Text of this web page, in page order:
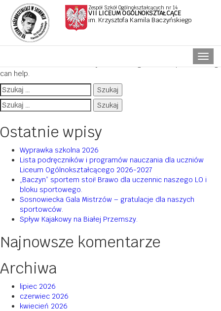
Zespół Szkół Ogólnokształcących nr 14
VII LICEUM OGÓLNOKSZTAŁCĄCE
im. Krzysztofa Kamila Baczyńskiego
Nothing Found
It seems we can’t find what you’re looking for. Perhaps searching
can help.
Szukaj:
Szukaj:
Ostatnie wpisy
Wyprawka szkolna 2026
Lista podręczników i programów nauczania dla uczniów
Liceum Ogólnokształcącego 2026-2027
„Baczyn” sportem stoi! Brawo dla uczennic naszego LO i
bloku sportowego.
Sosnowiecka Gala Mistrzów – gratulacje dla naszych
sportowców.
Spływ Kajakowy na Białej Przemszy.
Najnowsze komentarze
Archiwa
lipiec 2026
czerwiec 2026
kwiecień 2026